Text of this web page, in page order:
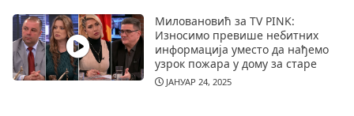
Миловановић за TV PINK:
Износимо превише небитних
информација уместо да нађемо
узрок пожара у дому за старе
ЈАНУАР 24, 2025